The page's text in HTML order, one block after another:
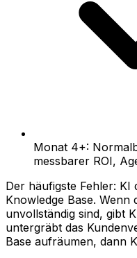
Monat 4+:
messbarer ROI,
Der häufigste Fehler: KI
Knowledge Base.
unvollständig sind, gibt
untergräbt das
Base aufräumen, dann